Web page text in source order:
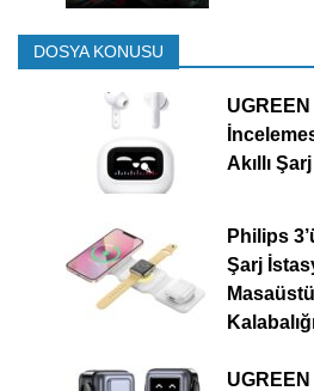
DOSYA KONUSU
Akıllı
Philips
Şarj